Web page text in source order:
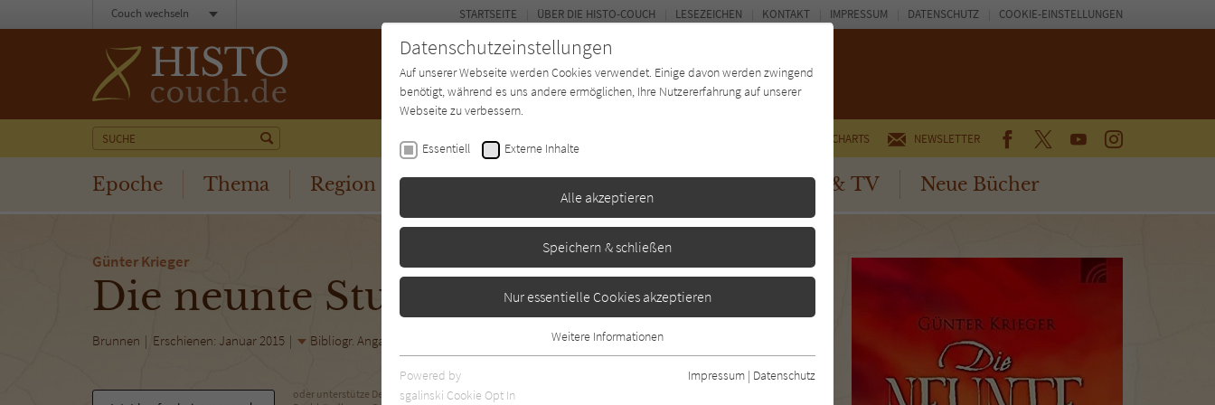
CHARTS NEWSLETTER FACEBOOKTWITTERYOUTUBEINSTAGRAM
Epoche Thema Region Buchtyp Autor*in Magazin Kino & TV Neue Bücher
STARTSEITE ÜBER DIE HISTO-COUCH LESEZEICHEN KONTAKT IMPRESSUM DATENSCHUTZ COOKIE-EINSTELLUNGEN
Couch wechseln
Günter Krieger
Die neunte Stunde
Brunnen Erschienen: Januar 2015 Bibliogr. Angaben
oder unterstütze Deinen
Datenschutzeinstellungen
Auf unserer Webseite werden Cookies verwendet. Einige davon werden zwingend
benötigt, während es uns andere ermöglichen, Ihre Nutzererfahrung auf unserer
Webseite zu verbessern.
Essentiell Externe Inhalte
Alle akzeptieren
Speichern & schließen
Nur essentielle Cookies akzeptieren
Essentielle Cookies werden für grundlegende Funktionen der Webseite
benötigt. Dadurch ist gewährleistet, dass die Webseite einwandfrei
Weitere Informationen
Powered by
sgalinski Cookie Opt In
Impressum | Datenschutz